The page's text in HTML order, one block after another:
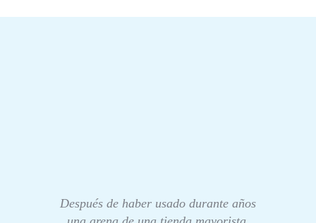
Después de haber usado durante años